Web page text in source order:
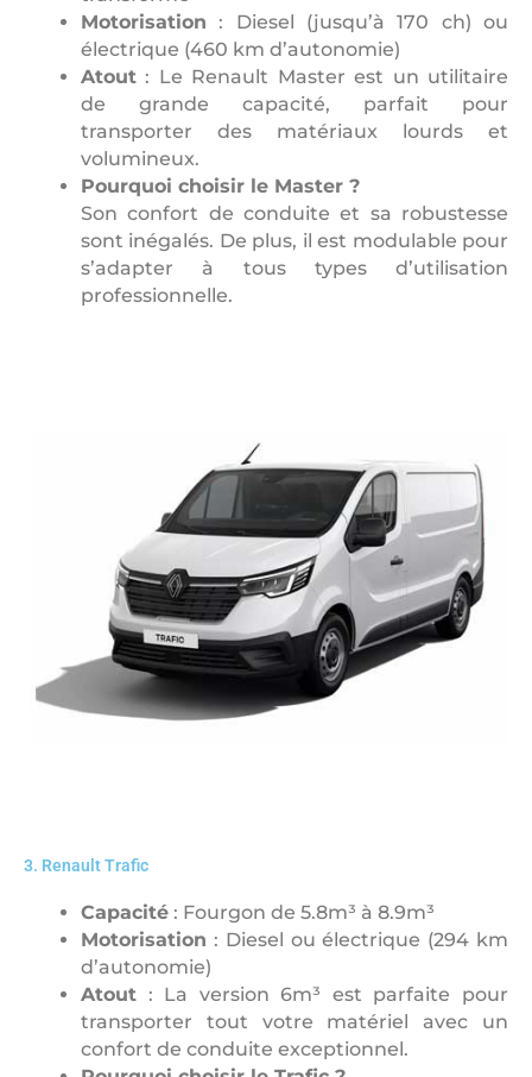
Motorisation : Diesel (jusqu’à 170 ch) ou
électrique (460 km d’autonomie)
Atout : Le Renault Master est un utilitaire
de grande capacité, parfait pour
transporter des matériaux lourds et
volumineux.
Pourquoi choisir le Master ?
Son confort de conduite et sa robustesse
sont inégalés. De plus, il est modulable pour
s’adapter à tous types d’utilisation
professionnelle.
3. Renault Trafic
Capacité : Fourgon de 5.8m³ à 8.9m³
Motorisation : Diesel ou électrique (294 km
d’autonomie)
Atout : La version 6m³ est parfaite pour
transporter tout votre matériel avec un
confort de conduite exceptionnel.